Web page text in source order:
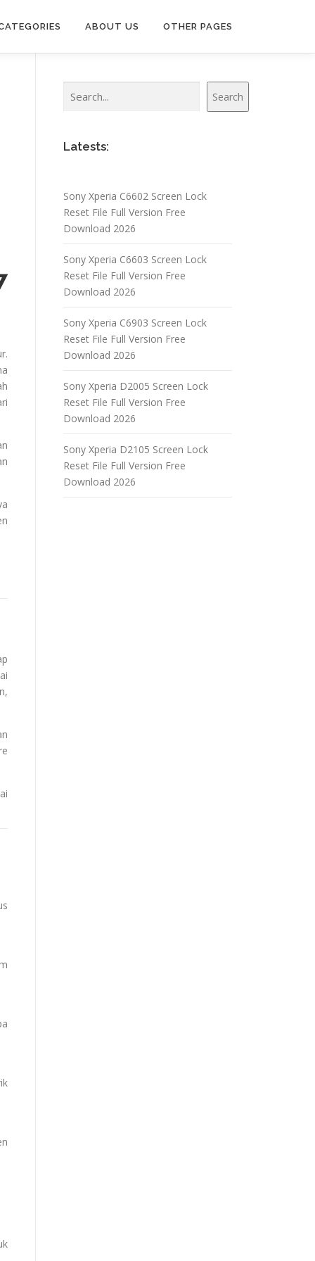
ABOUT US OTHER PAGES
Search
Latests:
Sony Xperia C6602 Screen Lock
Reset File Full Version Free
Download 2026
Sony Xperia C6603 Screen Lock
Reset File Full Version Free
Download 2026
Sony Xperia C6903 Screen Lock
Reset File Full Version Free
Download 2026
Sony Xperia D2005 Screen Lock
Reset File Full Version Free
Download 2026
Sony Xperia D2105 Screen Lock
Reset File Full Version Free
Download 2026